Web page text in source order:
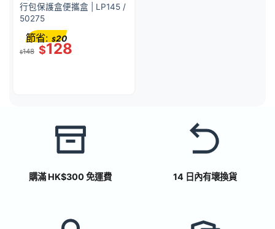
行包保護盒便攜盒 | LP145 /
50275
$148 $128
節省: $20
購滿 HK$300 免運費 14 日內有壞換貨